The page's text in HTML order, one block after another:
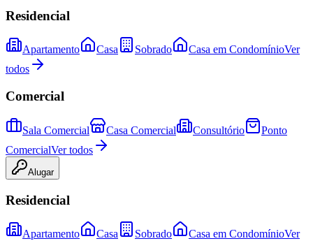
Residencial
Apartamento Casa Sobrado Casa em CondomínioVer
todos
Comercial
Sala Comercial Casa Comercial Consultório
Ponto
ComercialVer todos
Alugar
Residencial
Apartamento Casa Sobrado Casa em CondomínioVer